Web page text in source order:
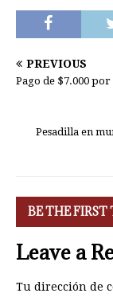
PREVIOUS
Pago de $7.000
Pesadilla en
BE THE
Leave a
Tu dirección de